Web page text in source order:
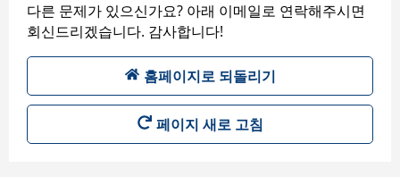
다른 문제가 있으신가요? 아래 이메일로 연락해주시면
회신드리겠습니다. 감사합니다!
홈페이지로 되돌리기
페이지 새로 고침